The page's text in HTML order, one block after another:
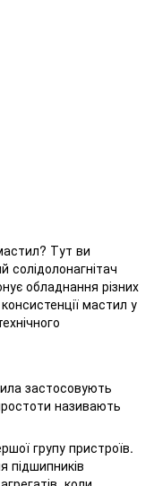
Тут ви
обладнання різних
мастил у
застосовують
називають
групу пристроїв.
підшипників